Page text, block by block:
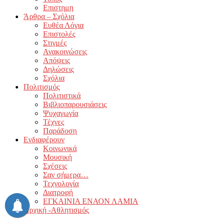
Επιστημη
Άρθρα – Σχόλια
Ευθέα Λόγια
Επιστολές
Στιγμές
Ανακοινώσεις
Απόψεις
Δηλώσεις
Σχόλια
Πολιτισμός
Πολιτιστικά
Βιβλιοπαρουσιάσεις
Ψυχαγωγία
Τέχνες
Παράδοση
Ενδιαφέρουν
Κοινωνικά
Μουσική
Σχέσεις
Σαν σήμερα…
Τεχνολογία
Διατροφή
ΕΓΚΑΙΝΙΑ ΕΝΑΟΝ ΛΑΜΙΑ
Αρχική -Αθλητισμός